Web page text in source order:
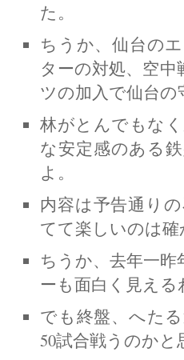
た。
ちうか、仙台の
ターの対処、空
ツの加入で仙台の
林がとんでもな
な安定感のある
よ。
内容は予告通り
てて楽しいのは確
ちうか、去年一
ーも面白く見える
でも終盤、へた
50試合戦うのか